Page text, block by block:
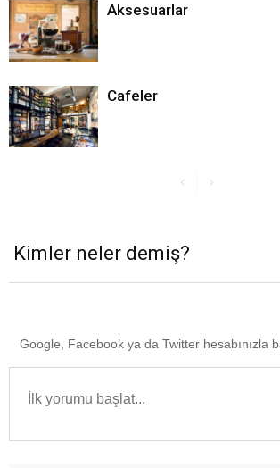
Aksesuarlar
Cafeler
Kimler neler demiş?
Google, Facebook ya da Twitter hesabınızla